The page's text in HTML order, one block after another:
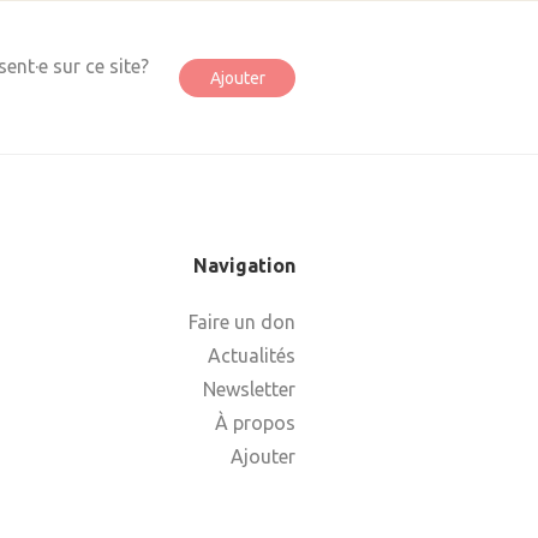
sur ce site?
Ajouter
Navigation
Faire un don
Actualités
Newsletter
À propos
Ajouter